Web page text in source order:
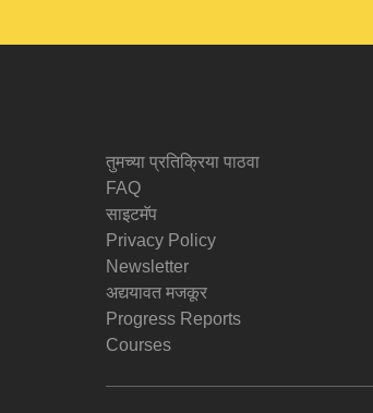
तुमच्या प्रतिक्रिया पाठवा
FAQ
साइटमॅप
Privacy Policy
Newsletter
अद्ययावत मजकूर
Progress Reports
Courses